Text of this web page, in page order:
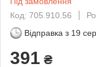
Код: 705.910.56
Відправка з 19
391 ₴